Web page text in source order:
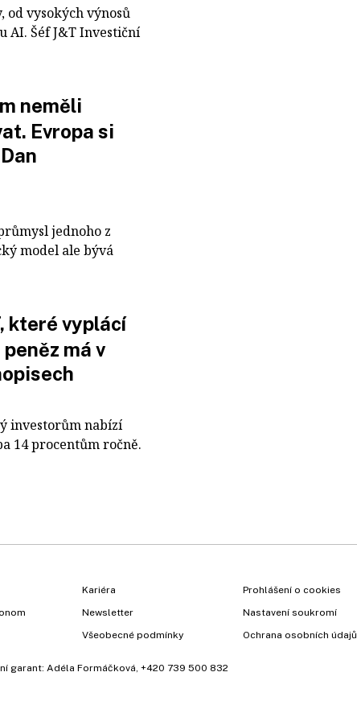
od vysokých výnosů
AI. Šéf J&T Investiční
neměli
Evropa si
jednoho z
model ale bývá
které vyplácí
má v
investorům nabízí
14 procentům ročně.
Kariéra
Newsletter
Všeobecné podmínky
Prohlášení o cookies
Nastavení soukromí
Ochrana osobních údajů
garant: Adéla Formáčková +420 739 500 832